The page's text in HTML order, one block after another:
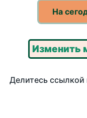
На
Изменить
Делитесь ссылкой